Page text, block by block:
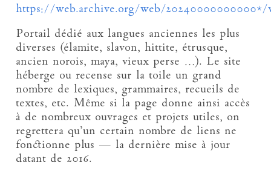
https://web.archive.org/web/20240000000000*/
Portail dédié aux langues anciennes les plus
diverses (élamite, slavon, hittite, étrusque,
ancien norois, maya, vieux perse …). Le site
héberge ou recense sur la toile un grand
nombre de lexiques, grammaires, recueils de
textes, etc. Même si la page donne ainsi accès
à de nombreux ouvrages et projets utiles, on
regrettera qu’un certain nombre de liens ne
fonctionne plus — la dernière mise à jour
datant de 2016.